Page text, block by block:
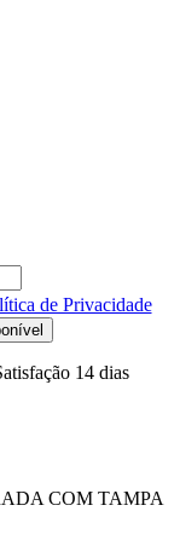
de Privacidade
14 dias
COM TAMPA